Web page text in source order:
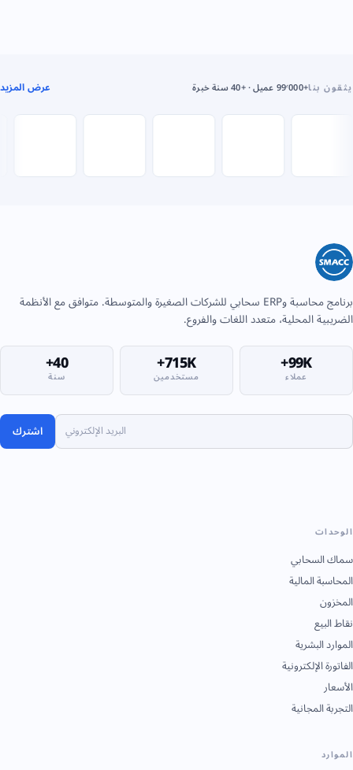
يثقون بنا+99٬000 عميل · +40 سنة خبرة عرض المزيد
برنامج محاسبة وERP سحابي للشركات الصغيرة والمتوسطة. متوافق مع الأنظمة
الضريبية المحلية، متعدد اللغات والفروع.
99K+
عملاء 715K+
مستخدمين 40+
سنة
اشترك
الوحدات
سماك السحابي
المحاسبة المالية
المخزون
نقاط البيع
الموارد البشرية
الفاتورة الإلكترونية
الأسعار
التجربة المجانية
الموارد